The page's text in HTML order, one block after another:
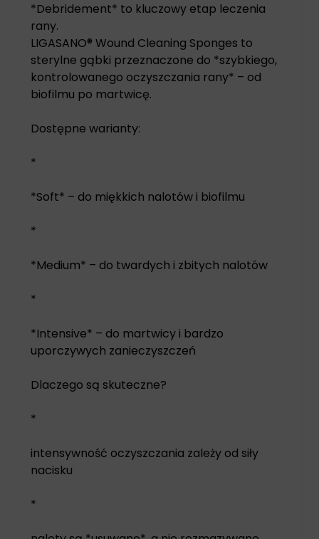
*Debridement* to kluczowy etap leczenia
rany.
LIGASANO® Wound Cleaning Sponges to
sterylne gąbki przeznaczone do *szybkiego,
kontrolowanego oczyszczania rany* – od
biofilmu po martwicę.
Dostępne warianty:
*
*Soft* – do miękkich nalotów i biofilmu
*
*Medium* – do twardych i zbitych nalotów
*
*Intensive* – do martwicy i bardzo
uporczywych zanieczyszczeń
Dlaczego są skuteczne?
*
intensywność oczyszczania zależy od siły
nacisku
*